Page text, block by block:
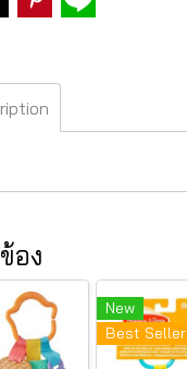
อง
New
Best Seller